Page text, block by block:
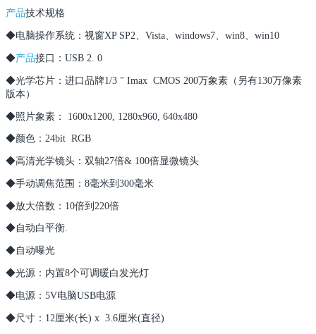
产品技术规格
◆电脑操作系统：视窗XP SP2、Vista、windows7、win8、win10
◆产品接口：USB 2. 0
◆光学芯片：进口品牌1/3 " Imax CMOS 200万象素（另有130万像素
版本）
◆照片象素： 1600x1200, 1280x960, 640x480
◆颜色：24bit RGB
◆高清光学镜头：双轴27倍& 100倍显微镜头
◆手动调焦范围：8毫米到300毫米
◆放大倍数：10倍到220倍
◆自动白平衡.
◆自动曝光
◆光源：内置8个可调暖白发光灯
◆电源：5V电脑USB电源
◆尺寸：12厘米(长) x 3.6厘米(直径)